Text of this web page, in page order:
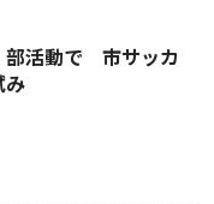
活動で 市サッカ
み